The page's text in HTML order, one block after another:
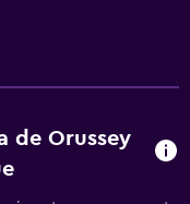
de Orussey